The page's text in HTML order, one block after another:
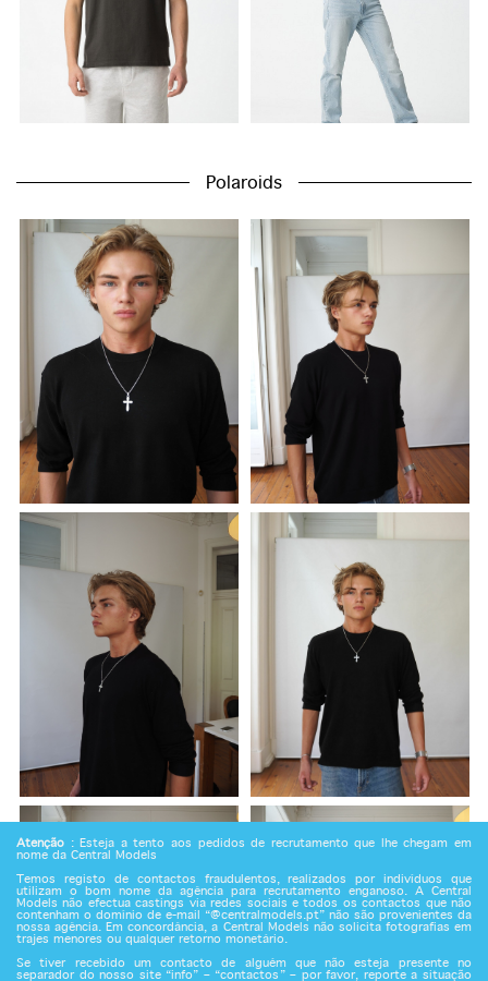
Polaroids
Atenção : Esteja a tento aos pedidos de recrutamento que lhe chegam em
nome da Central Models
Temos registo de contactos fraudulentos, realizados por indivíduos que
utilizam o bom nome da agência para recrutamento enganoso. A Central
Models não efectua castings via redes sociais e todos os contactos que não
contenham o domínio de e-mail “@centralmodels.pt” não são provenientes da
nossa agência. Em concordância, a Central Models não solicita fotografias em
trajes menores ou qualquer retorno monetário.
Se tiver recebido um contacto de alguém que não esteja presente no
separador do nosso site “info” – “contactos” – por favor, reporte a situação